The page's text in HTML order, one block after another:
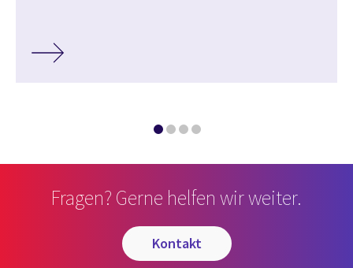
Fragen? Gerne helfen wir weiter.
kontakt